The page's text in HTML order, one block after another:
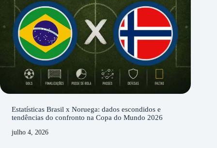
Estatísticas Brasil x Noruega: dados escondidos e
tendências do confronto na Copa do Mundo 2026
julho 4, 2026